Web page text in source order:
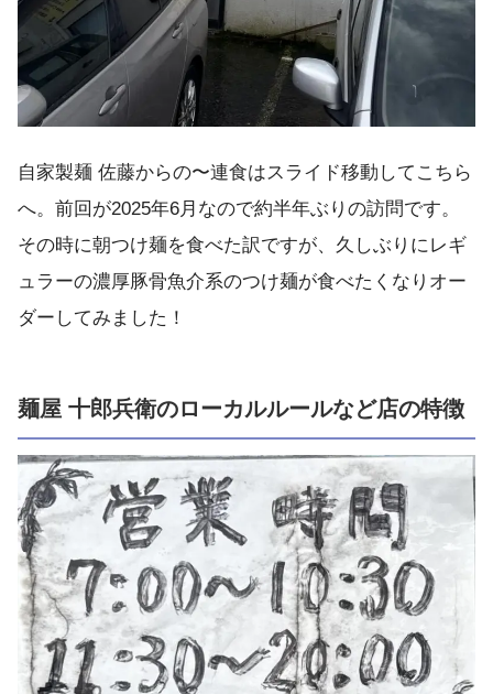
自家製麺 佐藤からの〜連食はスライド移動してこちら
へ。前回が2025年6月なので約半年ぶりの訪問です。
その時に朝つけ麺を食べた訳ですが、久しぶりにレギ
ュラーの濃厚豚骨魚介系のつけ麺が食べたくなりオー
ダーしてみました！
麺屋 十郎兵衛のローカルルールなど店の特徴